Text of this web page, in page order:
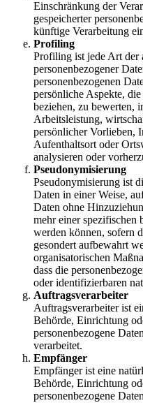
Einschränkung der
gespeicherter
künftige Verarbeitung
Profiling
Profiling ist jede Art der
personenbezogener
personenbezogenen
persönliche Aspekte,
beziehen, zu bewerten,
Arbeitsleistung,
persönlicher Vorlieben,
Aufenthaltsort oder
analysieren oder
Pseudonymisierung
Pseudonymisierung ist
Daten in einer Weise,
Daten ohne
mehr einer spezifischen
werden können, sofern
gesondert aufbewahrt
organisatorischen
dass die
oder identifizierbaren
Auftragsverarbeiter
Auftragsverarbeiter ist
Behörde, Einrichtung
personenbezogene
verarbeitet.
Empfänger
Empfänger ist eine
Behörde, Einrichtung
personenbezogene